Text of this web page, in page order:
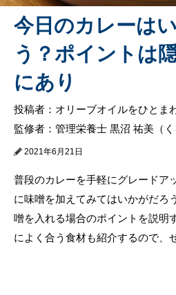
今日のカレーは
う？ポイントは
にあり
投稿者：オリーブオイルをひとま
監修者：管理栄養士 黒沼 祐美（く
2021年6月21日
普段のカレーを手軽にグレードア
に味噌を加えてみてはいかがだろ
噌を入れる場合のポイントを説明
によく合う食材も紹介するので、